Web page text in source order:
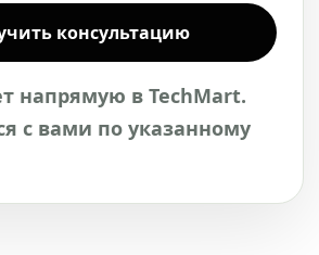
консультацию
напрямую в TechMart.
с вами по указанному